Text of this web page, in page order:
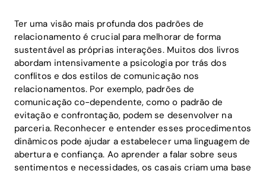
Home
Blog
Download
Ter uma visão mais profunda dos padrões de
relacionamento é crucial para melhorar de forma
sustentável as próprias interações. Muitos dos livros
abordam intensivamente a psicologia por trás dos
conflitos e dos estilos de comunicação nos
relacionamentos. Por exemplo, padrões de
comunicação co-dependente, como o padrão de
evitação e confrontação, podem se desenvolver na
parceria. Reconhecer e entender esses procedimentos
dinâmicos pode ajudar a estabelecer uma linguagem de
abertura e confiança. Ao aprender a falar sobre seus
sentimentos e necessidades, os casais criam uma base